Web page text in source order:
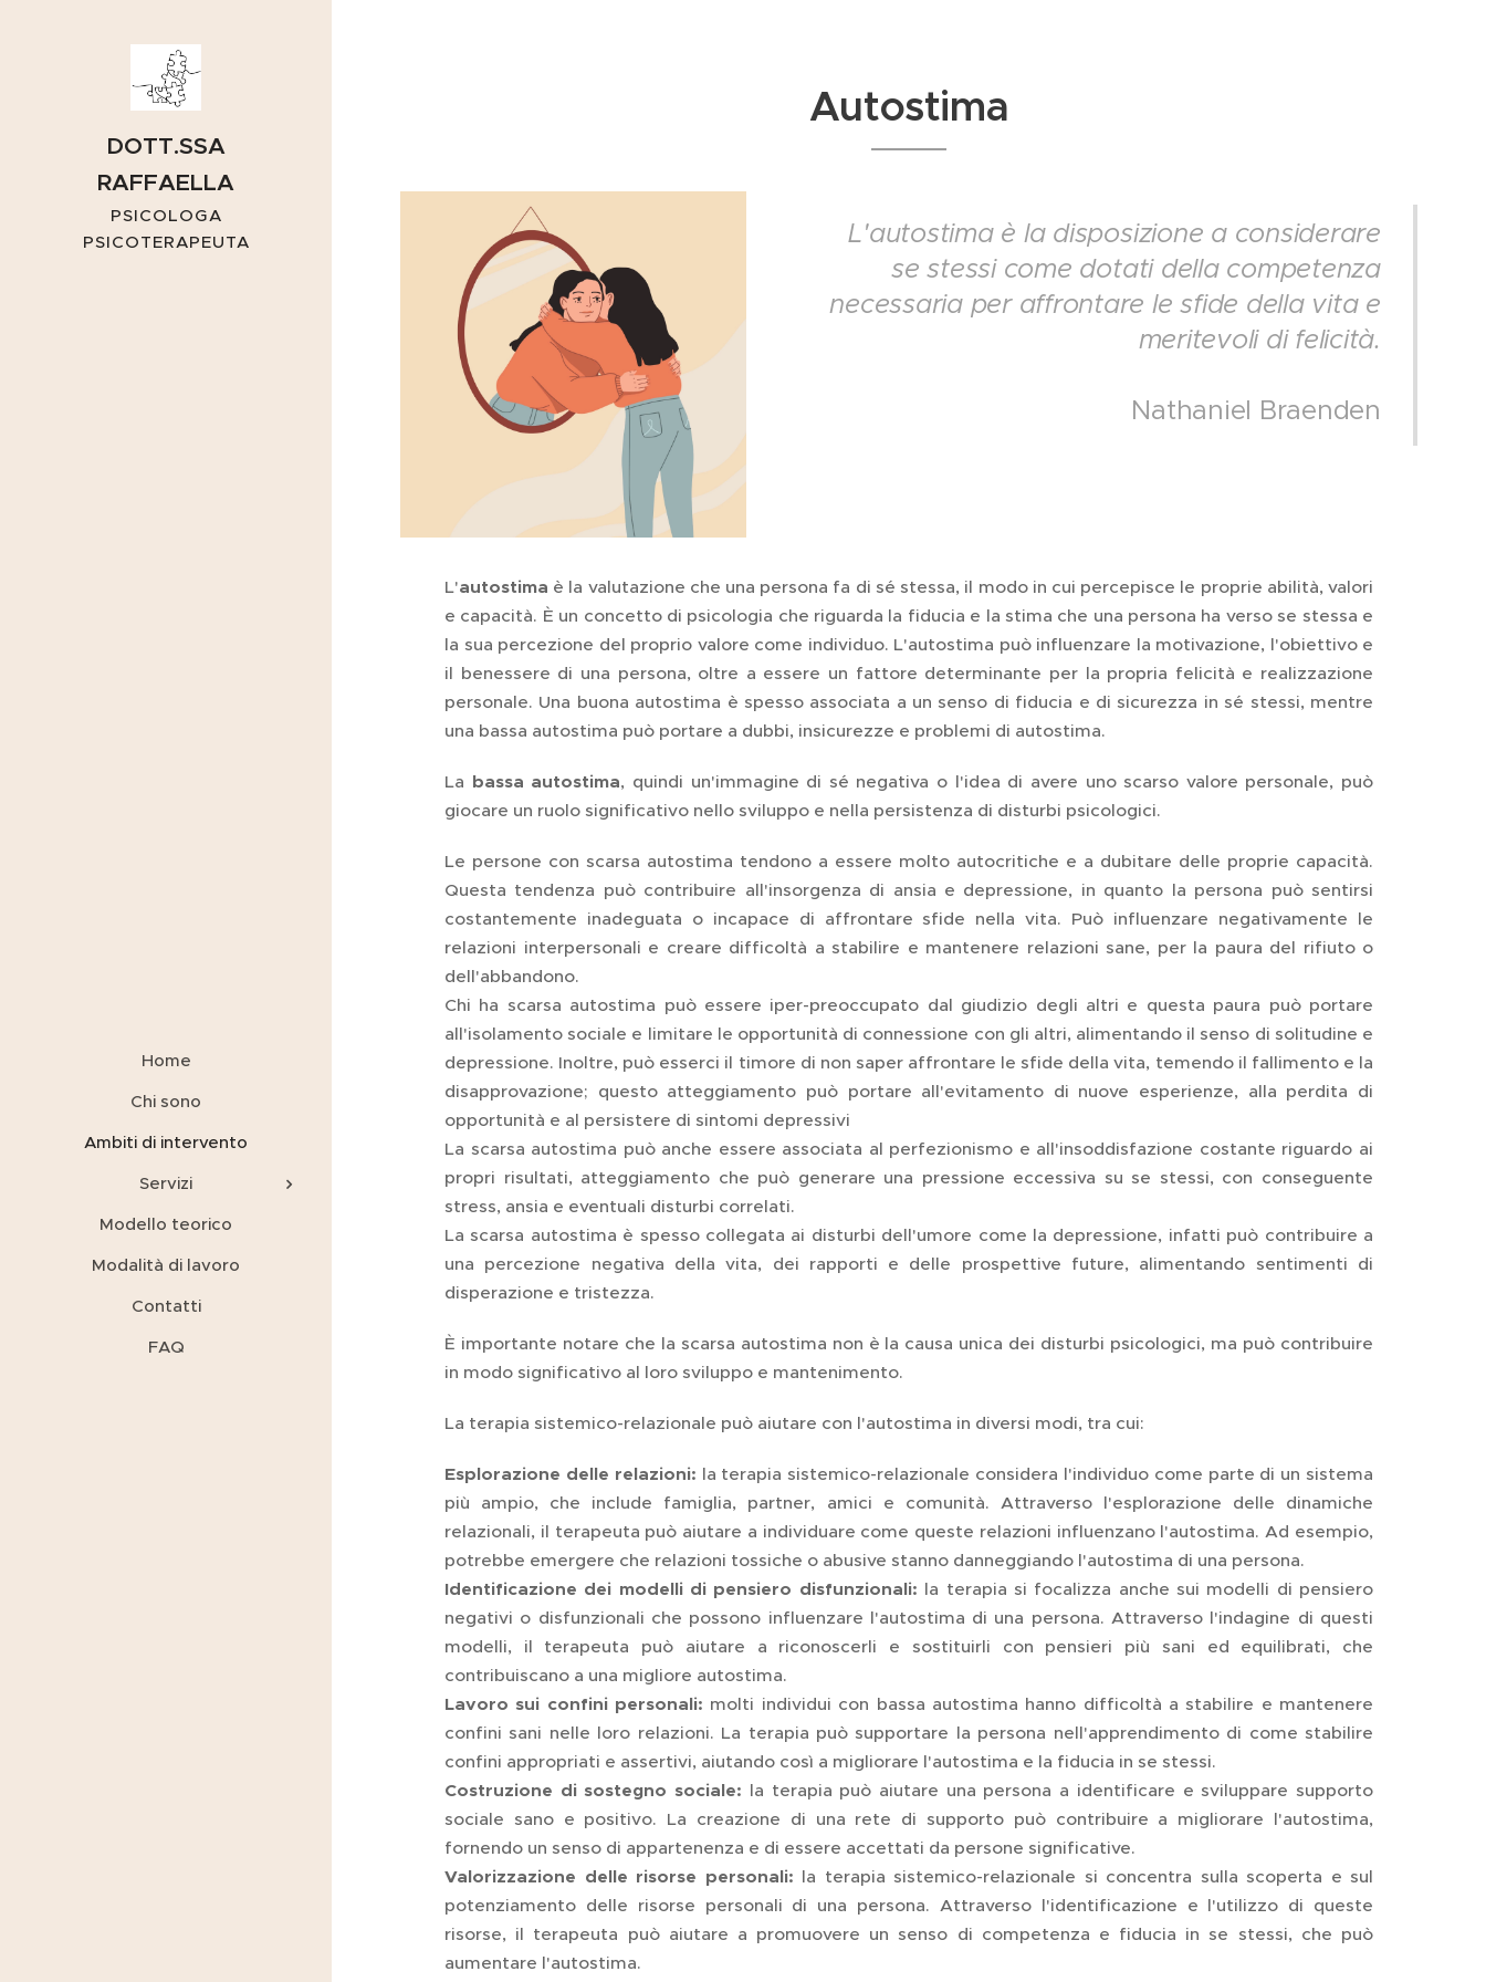
DOTT.SSA
RAFFAELLA
CAPUANO
PSICOLOGA
PSICOTERAPEUTA
Home
Chi sono
Ambiti di intervento
Servizi
Modello teorico
Modalità di lavoro
Contatti
FAQ
Autostima
L'autostima è la disposizione a considerare
se stessi come dotati della competenza
necessaria per affrontare le sfide della vita e
meritevoli di felicità.
Nathaniel Braenden
L'autostima è la valutazione che una persona fa di sé stessa, il modo in cui percepisce le proprie abilità, valori
e capacità. È un concetto di psicologia che riguarda la fiducia e la stima che una persona ha verso se stessa e
la sua percezione del proprio valore come individuo. L'autostima può influenzare la motivazione, l'obiettivo e
il benessere di una persona, oltre a essere un fattore determinante per la propria felicità e realizzazione
personale. Una buona autostima è spesso associata a un senso di fiducia e di sicurezza in sé stessi, mentre
una bassa autostima può portare a dubbi, insicurezze e problemi di autostima.
La bassa autostima, quindi un'immagine di sé negativa o l'idea di avere uno scarso valore personale, può
giocare un ruolo significativo nello sviluppo e nella persistenza di disturbi psicologici.
Le persone con scarsa autostima tendono a essere molto autocritiche e a dubitare delle proprie capacità.
Questa tendenza può contribuire all'insorgenza di ansia e depressione, in quanto la persona può sentirsi
costantemente inadeguata o incapace di affrontare sfide nella vita. Può influenzare negativamente le
relazioni interpersonali e creare difficoltà a stabilire e mantenere relazioni sane, per la paura del rifiuto o
dell'abbandono.
Chi ha scarsa autostima può essere iper-preoccupato dal giudizio degli altri e questa paura può portare
all'isolamento sociale e limitare le opportunità di connessione con gli altri, alimentando il senso di solitudine e
depressione. Inoltre, può esserci il timore di non saper affrontare le sfide della vita, temendo il fallimento e la
disapprovazione; questo atteggiamento può portare all'evitamento di nuove esperienze, alla perdita di
opportunità e al persistere di sintomi depressivi
La scarsa autostima può anche essere associata al perfezionismo e all'insoddisfazione costante riguardo ai
propri risultati, atteggiamento che può generare una pressione eccessiva su se stessi, con conseguente
stress, ansia e eventuali disturbi correlati.
La scarsa autostima è spesso collegata ai disturbi dell'umore come la depressione, infatti può contribuire a
una percezione negativa della vita, dei rapporti e delle prospettive future, alimentando sentimenti di
disperazione e tristezza.
È importante notare che la scarsa autostima non è la causa unica dei disturbi psicologici, ma può contribuire
in modo significativo al loro sviluppo e mantenimento.
La terapia sistemico-relazionale può aiutare con l'autostima in diversi modi, tra cui:
Esplorazione delle relazioni: la terapia sistemico-relazionale considera l'individuo come parte di un sistema
più ampio, che include famiglia, partner, amici e comunità. Attraverso l'esplorazione delle dinamiche
relazionali, il terapeuta può aiutare a individuare come queste relazioni influenzano l'autostima. Ad esempio,
potrebbe emergere che relazioni tossiche o abusive stanno danneggiando l'autostima di una persona.
Identificazione dei modelli di pensiero disfunzionali: la terapia si focalizza anche sui modelli di pensiero
negativi o disfunzionali che possono influenzare l'autostima di una persona. Attraverso l'indagine di questi
modelli, il terapeuta può aiutare a riconoscerli e sostituirli con pensieri più sani ed equilibrati, che
contribuiscano a una migliore autostima.
Lavoro sui confini personali: molti individui con bassa autostima hanno difficoltà a stabilire e mantenere
confini sani nelle loro relazioni. La terapia può supportare la persona nell'apprendimento di come stabilire
confini appropriati e assertivi, aiutando così a migliorare l'autostima e la fiducia in se stessi.
Costruzione di sostegno sociale: la terapia può aiutare una persona a identificare e sviluppare supporto
sociale sano e positivo. La creazione di una rete di supporto può contribuire a migliorare l'autostima,
fornendo un senso di appartenenza e di essere accettati da persone significative.
Valorizzazione delle risorse personali: la terapia sistemico-relazionale si concentra sulla scoperta e sul
potenziamento delle risorse personali di una persona. Attraverso l'identificazione e l'utilizzo di queste
risorse, il terapeuta può aiutare a promuovere un senso di competenza e fiducia in se stessi, che può
aumentare l'autostima.